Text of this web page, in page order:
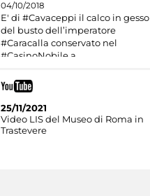
04/10/2018
E' di #Cavaceppi il calco in gesso
del busto dell’imperatore
#Caracalla conservato nel
#CasinoNobile a
25/11/2021
Video LIS del Museo di Roma in
Trastevere